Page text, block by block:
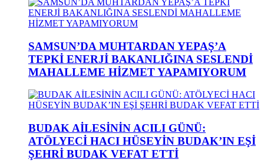
SAMSUN’DA MUHTARDAN YEPAŞ’A
TEPKİ ENERJİ BAKANLIĞINA SESLENDİ
MAHALLEME HİZMET YAPAMIYORUM
BUDAK AİLESİNİN ACILI GÜNÜ:
ATÖLYECİ HACI HÜSEYİN BUDAK’IN EŞİ
ŞEHRİ BUDAK VEFAT ETTİ